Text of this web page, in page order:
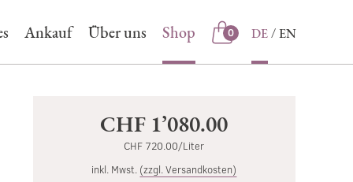
Shop
0
Ankauf Über uns Shop DE EN
CHF 1’080.00
CHF 720.00/Liter
inkl. Mwst. (zzgl. Versandkosten)